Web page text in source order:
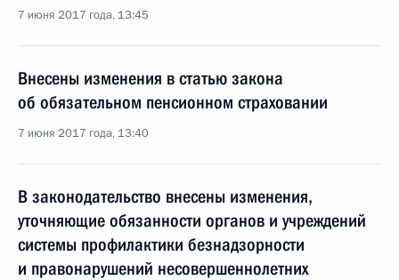
7 июня 2017 года, 13:45
Внесены изменения в статью закона
об обязательном пенсионном страховании
7 июня 2017 года, 13:40
В законодательство внесены изменения,
уточняющие обязанности органов и учреждений
системы профилактики безнадзорности
и правонарушений несовершеннолетних